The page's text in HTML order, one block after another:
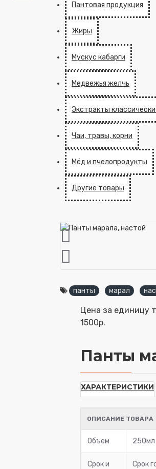
Пантовая продукция
Жиры
Мускус кабарги
Медвежья желчь
Экстракты
Чаи, травы, корни
Мёд и пчелопродукты
Другие товары
панты марал
Цена за единицу
1500р.
Панты
ХАРАКТЕРИСТИКИ
ОПИСАНИЕ ТОВАРА
Объем 250мл
Срок и
Срок